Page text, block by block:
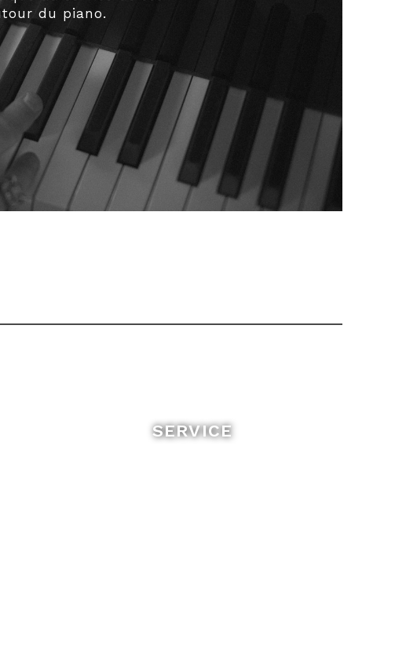
du piano.
SERVICE